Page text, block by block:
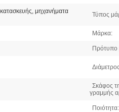
μηχανήματα
Τύπος
Μάρκα:
Πρότυπο
Σκάφος
γραμμής
Ποιότητα: